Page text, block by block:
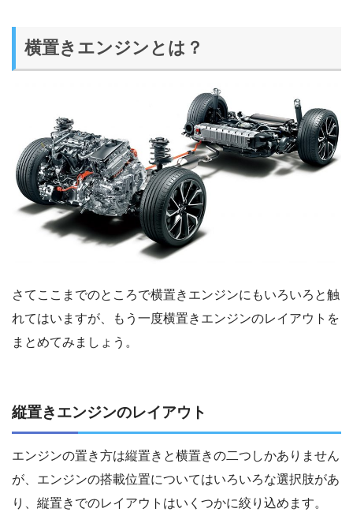
横置きエンジンとは？
さてここまでのところで横置きエンジンにもいろいろと触
れてはいますが、もう一度横置きエンジンのレイアウトを
まとめてみましょう。
縦置きエンジンのレイアウト
エンジンの置き方は縦置きと横置きの二つしかありません
が、エンジンの搭載位置についてはいろいろな選択肢があ
り、縦置きでのレイアウトはいくつかに絞り込めます。